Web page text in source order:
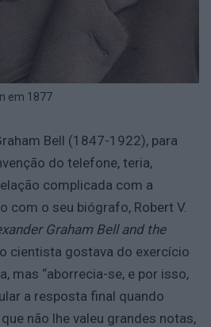
em 1877
Bell (1847-1922), para
do telefone, teria,
complicada com a
com o seu biógrafo, Robert V.
Graham Bell and the
cientista gostava do exercício
mas “aborrecia-se, e por isso,
a resposta final quando
não lhe valeu grandes notas,